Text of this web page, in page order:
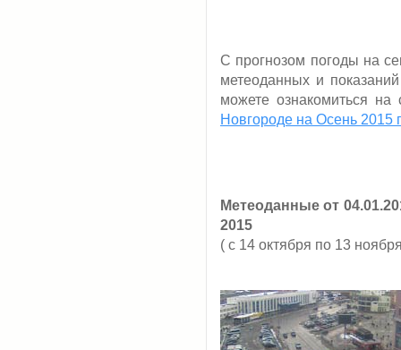
С прогнозом погоды на
метеоданных и
можете ознакомиться на
Новгороде на Осень 2015
Метеоданные от
2015
( с 14 октября по 13